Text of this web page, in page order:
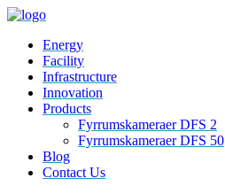
Energy
Facility
Infrastructure
Innovation
Products
Fyrrumskameraer DFS 2
Fyrrumskameraer DFS 50
Blog
Contact Us